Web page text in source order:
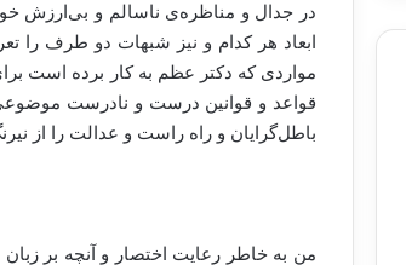
در جدال و مناظره‌ی ناسالم و بی‌ارزش
ابعاد هر کدام و نیز شبهات دو طرف
مواردی که دکتر عظم به کار برده است
قواعد و قوانین درست و نادرست موضوعی
باطل‌گرایان و راه راست و عدالت را از
من به خاطر رعایت اختصار و آنچه بر